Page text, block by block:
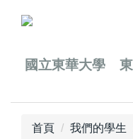
國立東華大學
首頁 我們的學生